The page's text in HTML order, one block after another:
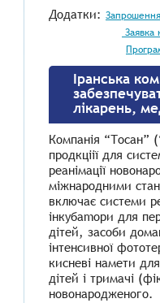
Додатки:
Заявка
Іранська
лікарень,
Компанiя “Тосан”
продкцiiї для
реанiмації
міжнародними
включає системи
iнкубаmори для
дiтей, засоби
iнтенсивної
кисневi намети
дiтей i тримачi
новонародженого.